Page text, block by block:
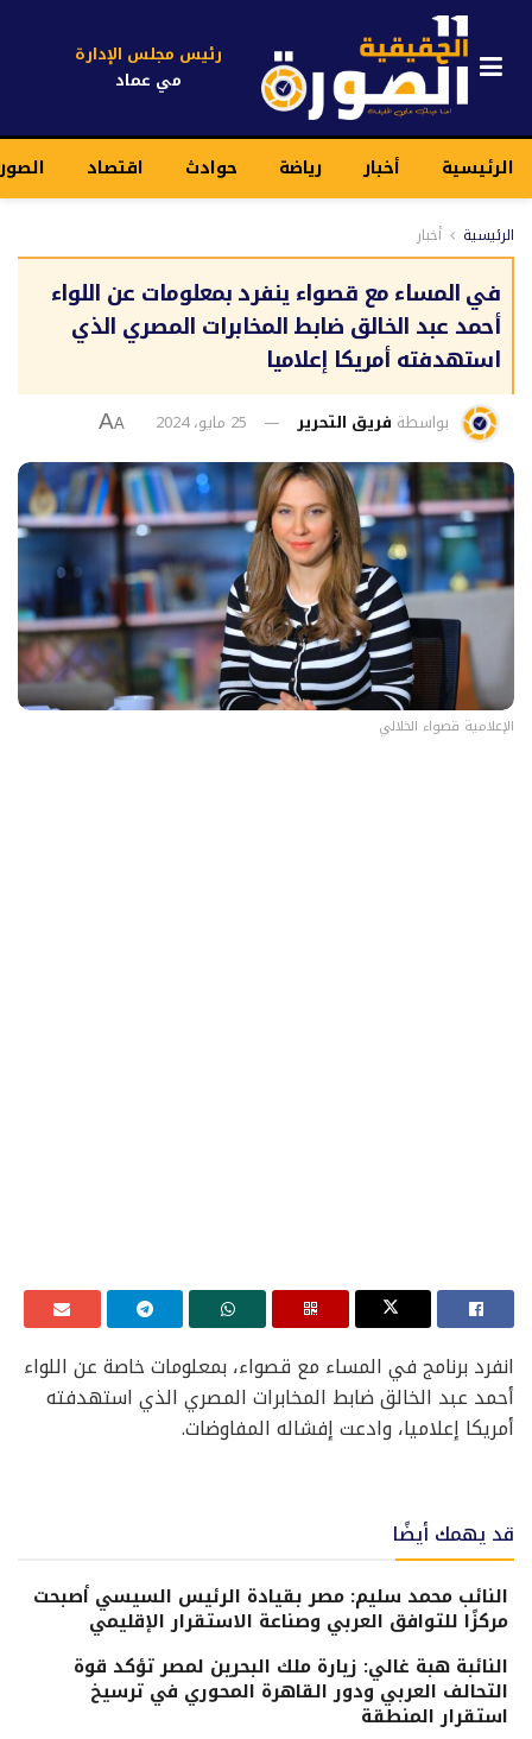
رئيس مجلس الإدارة
مي عماد
الرئيسية أخبار رياضة حوادث اقتصاد
الرئيسية أخبار
في المساء مع قصواء ينفرد بمعلومات عن اللواء
أحمد عبد الخالق ضابط المخابرات المصري الذي
استهدفته أمريكا إعلاميا
بواسطة فريق التحرير 25 مايو، 2024 A
A
الإعلامية قصواء الخلالي
انفرد برنامج في المساء مع قصواء، بمعلومات خاصة عن اللواء
أحمد عبد الخالق ضابط المخابرات المصري الذي استهدفته
أمريكا إعلاميا، وادعت إفشاله المفاوضات.
قد يهمك أيضًا
النائب محمد سليم: مصر بقيادة الرئيس السيسي أصبحت
مركزًا للتوافق العربي وصناعة الاستقرار الإقليمي
النائبة هبة غالي: زيارة ملك البحرين لمصر تؤكد قوة
التحالف العربي ودور القاهرة المحوري في ترسيخ
استقرار المنطقة